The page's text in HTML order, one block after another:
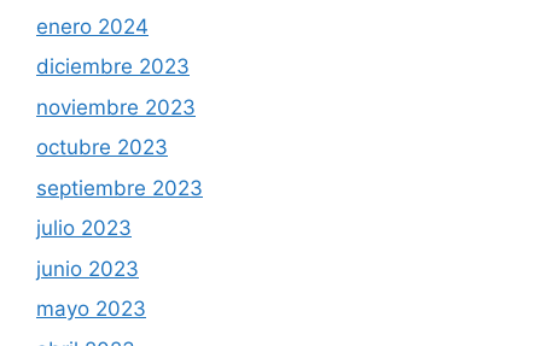
enero 2024
diciembre 2023
noviembre 2023
octubre 2023
septiembre 2023
julio 2023
junio 2023
mayo 2023